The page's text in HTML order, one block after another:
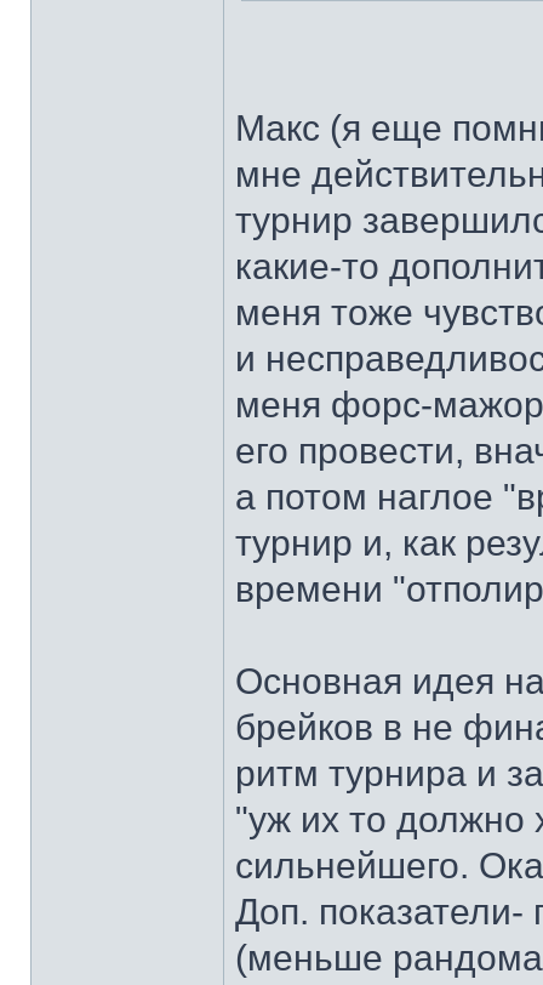
Макс (я еще
мне
турнир
какие-то
меня тоже
и
меня форс-
его провести,
а потом наглое
турнир и, как
времени
Основная идея
брейков в не
ритм турнира и
"уж их то должно
сильнейшего.
Доп.
(меньше